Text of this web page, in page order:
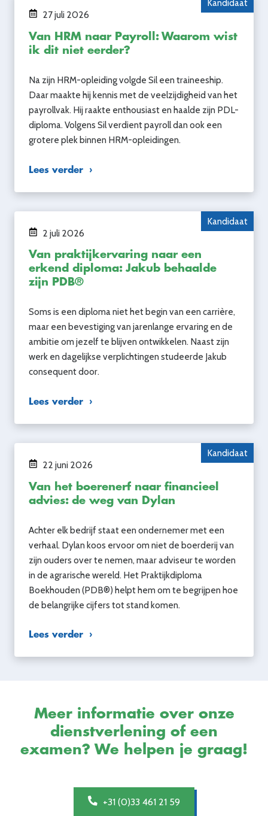
Kandidaat
27 juli 2026
Van HRM naar Payroll: Waarom wist
ik dit niet eerder?
Na zijn HRM-opleiding volgde Sil een traineeship.
Daar maakte hij kennis met de veelzijdigheid van het
payrollvak. Hij raakte enthousiast en haalde zijn PDL-
diploma. Volgens Sil verdient payroll dan ook een
grotere plek binnen HRM-opleidingen.
Lees verder
Kandidaat
2 juli 2026
Van praktijkervaring naar een
erkend diploma: Jakub behaalde
zijn PDB®
Soms is een diploma niet het begin van een carrière,
maar een bevestiging van jarenlange ervaring en de
ambitie om jezelf te blijven ontwikkelen. Naast zijn
werk en dagelijkse verplichtingen studeerde Jakub
consequent door.
Lees verder
Kandidaat
22 juni 2026
Van het boerenerf naar financieel
advies: de weg van Dylan
Achter elk bedrijf staat een ondernemer met een
verhaal. Dylan koos ervoor om niet de boerderij van
zijn ouders over te nemen, maar adviseur te worden
in de agrarische wereld. Het Praktijkdiploma
Boekhouden (PDB®) helpt hem om te begrijpen hoe
de belangrijke cijfers tot stand komen.
Lees verder
Meer informatie over onze
dienstverlening of een
examen? We helpen je graag!
+31 (0)33 461 21 59